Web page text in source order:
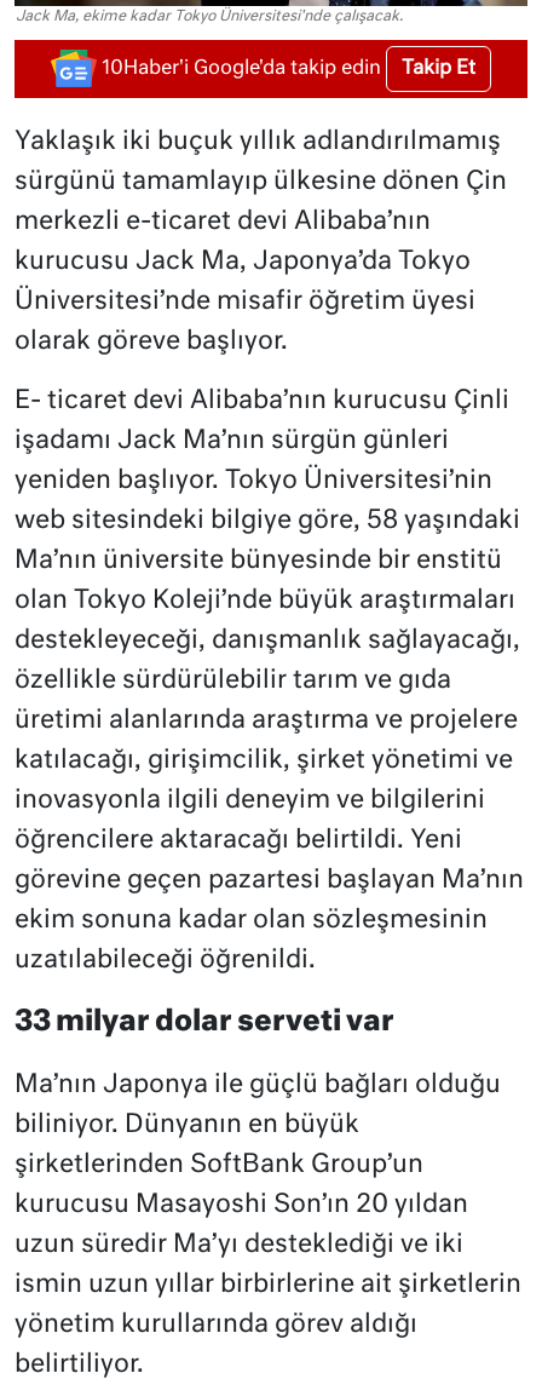
Jack Ma, ekime kadar Tokyo Üniversitesi'nde çalışacak.
10Haber'i Google'da takip edin Takip Et
Yaklaşık iki buçuk yıllık adlandırılmamış
sürgünü tamamlayıp ülkesine dönen Çin
merkezli e-ticaret devi Alibaba’nın
kurucusu Jack Ma, Japonya’da Tokyo
Üniversitesi’nde misafir öğretim üyesi
olarak göreve başlıyor.
E- ticaret devi Alibaba’nın kurucusu Çinli
işadamı Jack Ma’nın sürgün günleri
yeniden başlıyor. Tokyo Üniversitesi’nin
web sitesindeki bilgiye göre, 58 yaşındaki
Ma’nın üniversite bünyesinde bir enstitü
olan Tokyo Koleji’nde büyük araştırmaları
destekleyeceği, danışmanlık sağlayacağı,
özellikle sürdürülebilir tarım ve gıda
üretimi alanlarında araştırma ve projelere
katılacağı, girişimcilik, şirket yönetimi ve
inovasyonla ilgili deneyim ve bilgilerini
öğrencilere aktaracağı belirtildi. Yeni
görevine geçen pazartesi başlayan Ma’nın
ekim sonuna kadar olan sözleşmesinin
uzatılabileceği öğrenildi.
33 milyar dolar serveti var
Ma’nın Japonya ile güçlü bağları olduğu
biliniyor. Dünyanın en büyük
şirketlerinden SoftBank Group’un
kurucusu Masayoshi Son’ın 20 yıldan
uzun süredir Ma’yı desteklediği ve iki
ismin uzun yıllar birbirlerine ait şirketlerin
yönetim kurullarında görev aldığı
belirtiliyor.